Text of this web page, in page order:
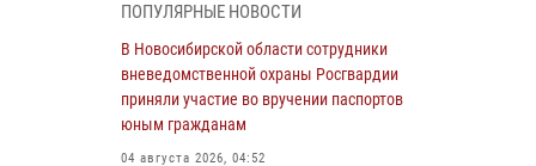
оружия курсантам первого курса
30 июля 2026, 08:11 8
При силовой поддержке бойцов ОМОН и
СОБР Росгвардии пресечена деятельность
ПОПУЛЯРНЫЕ НОВОСТИ
В Новосибирской области сотрудники
вневедомственной охраны Росгвардии
приняли участие во вручении паспортов
юным гражданам
04 августа 2026, 04:52